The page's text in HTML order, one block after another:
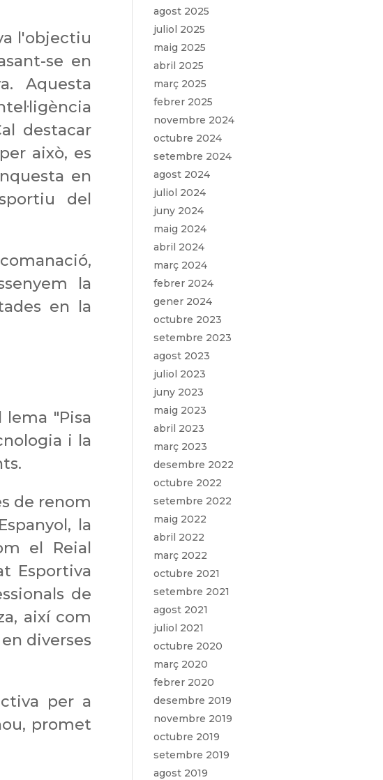
l'objectiu
se en
Aquesta
destacar
això, es
en
del
la
en la
"Pisa
i la
de renom
la
el Reial
Esportiva
de
així com
diverses
per a
promet
agost 2025
juliol 2025
maig 2025
abril 2025
març 2025
febrer 2025
novembre 2024
octubre 2024
setembre 2024
agost 2024
juliol 2024
juny 2024
maig 2024
abril 2024
març 2024
febrer 2024
gener 2024
octubre 2023
setembre 2023
agost 2023
juliol 2023
juny 2023
maig 2023
abril 2023
març 2023
desembre 2022
octubre 2022
setembre 2022
maig 2022
abril 2022
març 2022
octubre 2021
setembre 2021
agost 2021
juliol 2021
octubre 2020
març 2020
febrer 2020
desembre 2019
novembre 2019
octubre 2019
setembre 2019
agost 2019